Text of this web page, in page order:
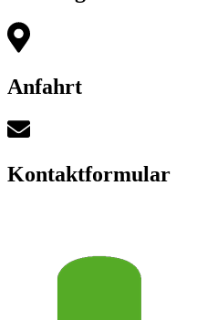
Anfahrt
Kontaktformular